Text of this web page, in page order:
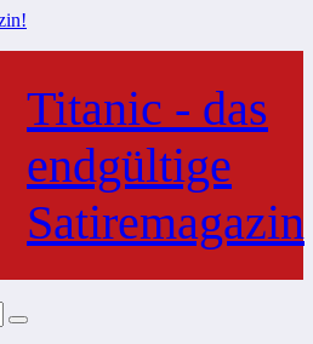
Titanic - das
endgültige
Satiremagazin